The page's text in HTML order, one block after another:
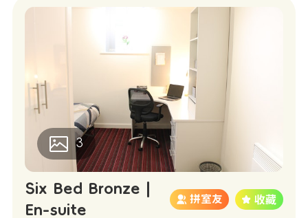
3
Six Bed Bronze |
En-suite
拼室友